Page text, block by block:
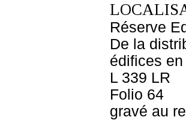
Réserve
De la
édifices
L 339 LR
Folio 64
gravé au